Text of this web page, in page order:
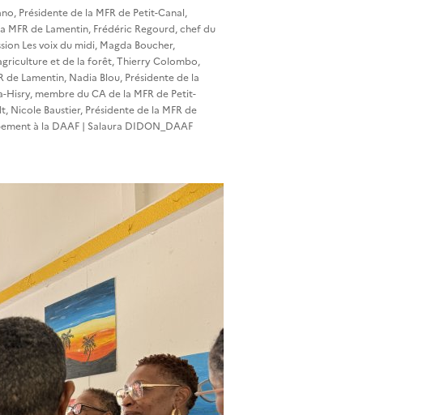
Présidente de la MFR de Petit-Canal,
MFR de Lamentin, Frédéric Regourd, chef du
Les voix du midi, Magda Boucher,
et de la forêt, Thierry Colombo,
Lamentin, Nadia Blou, Présidente de la
Hisry, membre du CA de la MFR de Petit-
Nicole Baustier, Présidente de la MFR de
à la DAAF | Salaura DIDON_DAAF